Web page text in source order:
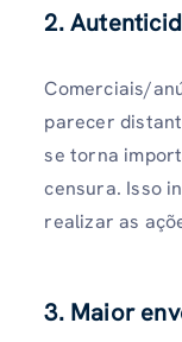
2.
Comerciais/
parecer
se torna
censura. Isso
realizar as
3. Maior